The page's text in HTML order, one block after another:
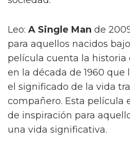
Leo: A Single Man de
para aquellos nacidos
película cuenta la historia
en la década de 1960
el significado de la vida
compañero. Esta película
de inspiración para
una vida significativa.